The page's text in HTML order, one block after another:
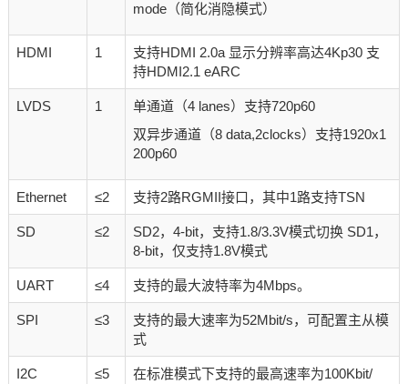
mode（简化消隐模式）
HDMI 1
支持HDMI 2.0a 显示分辨率高达4Kp30 支
持HDMI2.1 eARC
LVDS 1
单通道（4 lanes）支持720p60
双异步通道（8 data,2clocks）支持1920x1
200p60
Ethernet ≤2 支持2路RGMII接口，其中1路支持TSN
SD ≤2
SD2，4-bit，支持1.8/3.3V模式切换 SD1，
8-bit，仅支持1.8V模式
UART ≤4 支持的最大波特率为4Mbps。
SPI ≤3
支持的最大速率为52Mbit/s，可配置主从模
式
I2C ≤5
在标准模式下支持的最高速率为100Kbit/